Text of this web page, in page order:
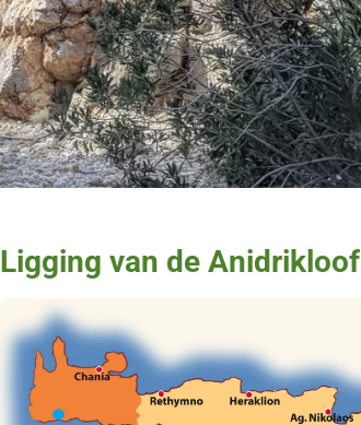
Ligging van de Anidrikloof